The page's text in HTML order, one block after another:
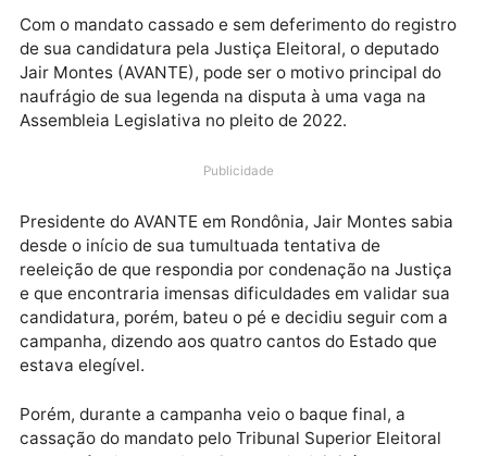
Com o mandato cassado e sem deferimento do
Jair Montes (AVANTE), pode ser o motivo principal
Assembleia Legislativa no pleito de 2022.
Publicidade
Presidente do AVANTE em Rondônia, Jair Montes
desde o início de sua tumultuada tentativa de
e que encontraria imensas dificuldades em validar
candidatura, porém, bateu o pé e decidiu seguir com